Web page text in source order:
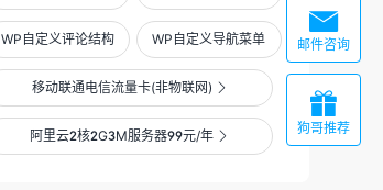
WP自定义评论结构 WP自定义导航菜单
移动联通电信流量卡(非物联网) 
阿里云2核2G3M服务器99元/年 

邮件咨询

狗哥推荐